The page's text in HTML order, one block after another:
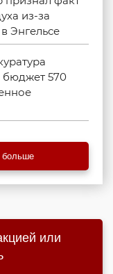
из-за
Энгельсе
бюджет 570
больше
или